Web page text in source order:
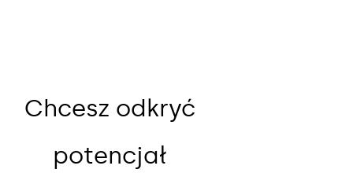
Chcesz odkryć
potencjał